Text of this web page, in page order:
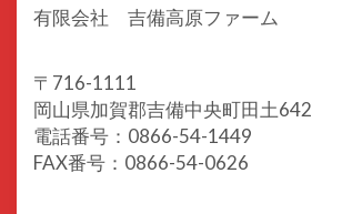
有限会社 吉備高原ファーム
〒716-1111
岡山県加賀郡吉備中央町田土642
電話番号：0866-54-1449
FAX番号：0866-54-0626